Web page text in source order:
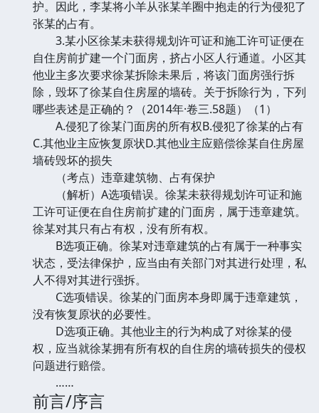
护。因此，李某将小羊从张某羊圈中抱走的行为侵犯了
张某的占有。
3.某小区徐某未获得规划许可证和施工许可证便在
自住房前扩建一个门面房，挤占小区人行通道。小区其
他业主多次要求徐某拆除未果后，将该门面房强行拆
除，毁坏了徐某自住房屋的墙砖。关于拆除行为，下列
哪些表述是正确的？（2014年·卷三.58题）（1）
A.侵犯了徐某门面房的所有权B.侵犯了徐某的占有
C.其他业主应恢复原状D.其他业主应赔偿徐某自住房屋
墙砖毁坏的损失
（考点）违章建筑物、占有保护
（解析）A选项错误。徐某未获得规划许可证和施
工许可证便在自住房前扩建的门面房，属于违章建筑。
徐某对其只有占有权，没有所有权。
B选项正确。徐某对违章建筑的占有属于一种事实
状态，受法律保护，应当由有关部门对其进行处理，私
人不得对其进行强拆。
C选项错误。徐某的门面房本身即属于违章建筑，
没有恢复原状的必要性。
D选项正确。其他业主的行为构成了对徐某的侵
权，应当就徐某拥有所有权的自住房的墙砖损失的侵权
问题进行赔偿。
……
前言/序言